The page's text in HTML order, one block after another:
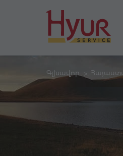
Գլխավոր